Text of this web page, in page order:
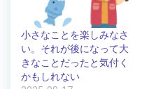
小さなことを楽しみなさ
い。それが後になって大
きなことだったと気付く
かもしれない